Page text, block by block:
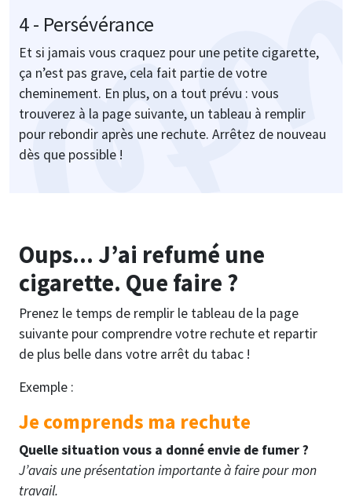
4 - Persévérance
Et si jamais vous craquez pour une petite cigarette,
ça n’est pas grave, cela fait partie de votre
cheminement. En plus, on a tout prévu : vous
trouverez à la page suivante, un tableau à remplir
pour rebondir après une rechute. Arrêtez de nouveau
dès que possible !
Oups... J’ai refumé une
cigarette. Que faire ?
Prenez le temps de remplir le tableau de la page
suivante pour comprendre votre rechute et repartir
de plus belle dans votre arrêt du tabac !
Exemple :
Je comprends ma rechute
Quelle situation vous a donné envie de fumer ?
J’avais une présentation importante à faire pour mon
travail.